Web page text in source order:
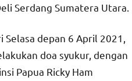
Serdang Sumatera Utara.
depan 6 April 2021,
doa syukur, dengan
Papua Ricky Ham